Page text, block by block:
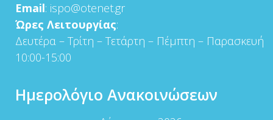
Email: ispo@otenet.gr
Ώρες Λειτουργίας:
Δευτέρα – Τρίτη – Τετάρτη – Πέμπτη – Παρασκευή
10:00-15:00
Ημερολόγιο Ανακοινώσεων